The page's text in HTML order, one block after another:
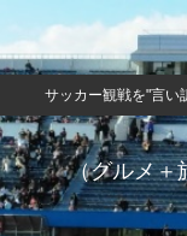
サッカー観戦を"言い
（グルメ＋